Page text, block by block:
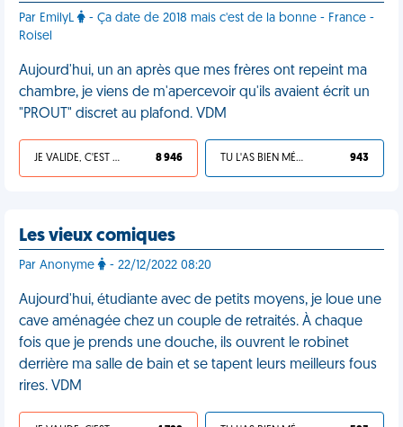
Par EmilyL
- Ça date de 2018 mais c'est de la bonne - France -
Roisel
Aujourd'hui, un an après que mes frères ont repeint ma
chambre, je viens de m'apercevoir qu'ils avaient écrit un
"PROUT" discret au plafond. VDM
JE VALIDE, C'EST UNE VDM 8 946 TU L'AS BIEN MÉRITÉ 943
Les vieux comiques
Par Anonyme - 22/12/2022 08:20
Aujourd'hui, étudiante avec de petits moyens, je loue une
cave aménagée chez un couple de retraités. À chaque
fois que je prends une douche, ils ouvrent le robinet
derrière ma salle de bain et se tapent leurs meilleurs fous
rires. VDM